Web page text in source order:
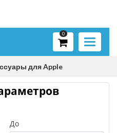
Toggle
0
для Apple
До